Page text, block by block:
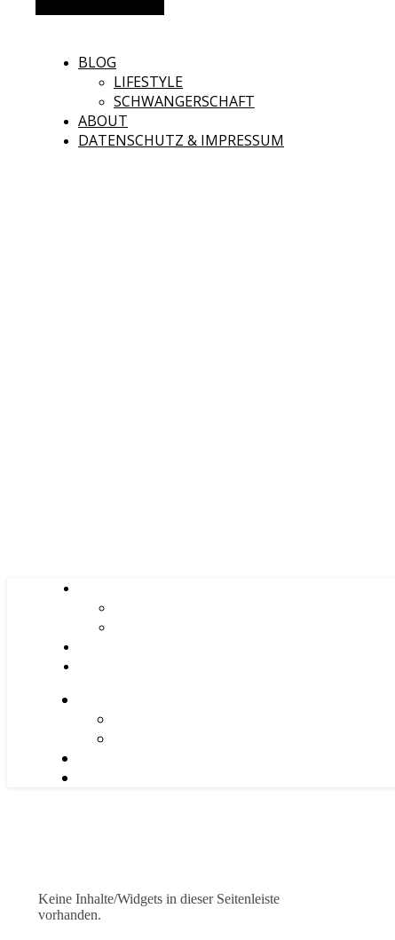
BLOG
LIFESTYLE
SCHWANGERSCHAFT
ABOUT
DATENSCHUTZ & IMPRESSUM
Keine Inhalte/Widgets in dieser Seitenleiste
vorhanden.